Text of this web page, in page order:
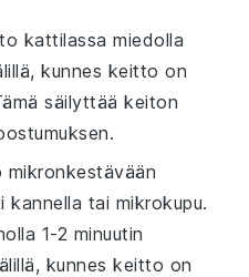
kattilassa miedolla
kunnes keitto on
säilyttää keiton
tai mikrokupu.
1-2 minuutin
kunnes keitto on